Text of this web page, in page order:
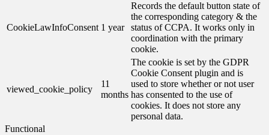
CookieLawInfoConsent 1 year
Records the default button state of
the corresponding category & the
status of CCPA. It works only in
coordination with the primary
cookie.
viewed_cookie_policy
11
months
The cookie is set by the GDPR
Cookie Consent plugin and is
used to store whether or not user
has consented to the use of
cookies. It does not store any
personal data.
Functional